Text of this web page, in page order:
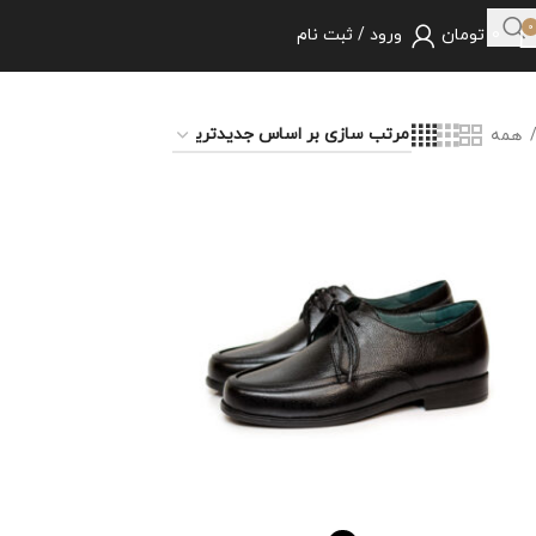
0 تومان ورود / ثبت نام
همه